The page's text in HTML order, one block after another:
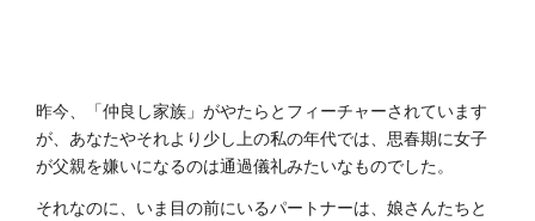
昨今、「仲良し家族」がやたらとフィーチャーされています
が、あなたやそれより少し上の私の年代では、思春期に女子
が父親を嫌いになるのは通過儀礼みたいなものでした。
それなのに、いま目の前にいるパートナーは、娘さんたちと